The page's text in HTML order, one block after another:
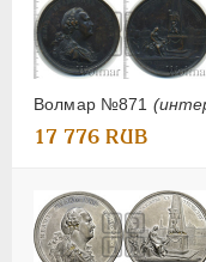
Волмар №871
17 776 RUB